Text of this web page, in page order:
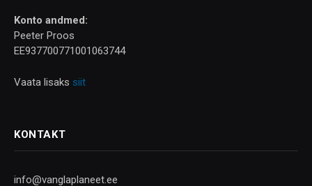
Konto andmed:
Peeter Proos
EE937700771001063744
Vaata lisaks siit
KONTAKT
info@vanglaplaneet.ee